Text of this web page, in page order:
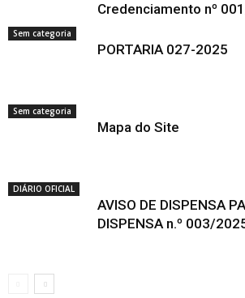
Credenciamento nº
Sem categoria
PORTARIA 027-2025
Sem categoria
Mapa do Site
DIÁRIO OFICIAL
AVISO DE DISPENSA
DISPENSA n.º 003/